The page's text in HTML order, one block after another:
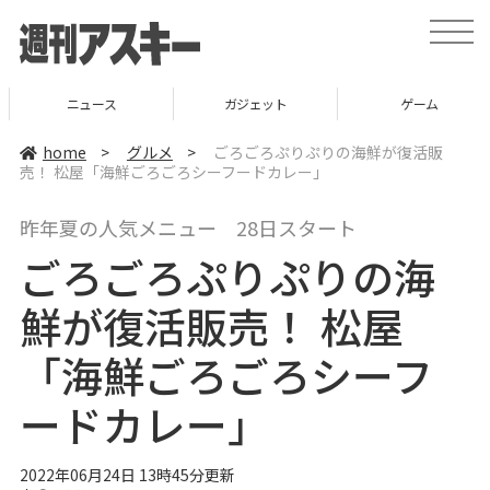
t
o
ニュース ガジェット ゲーム
home > グルメ >
ごろごろぷりぷりの海鮮が復活販
売！ 松屋「海鮮ごろごろシーフードカレー」
昨年夏の人気メニュー 28日スタート
ごろごろぷりぷりの海
鮮が復活販売！ 松屋
「海鮮ごろごろシーフ
ードカレー」
2022年06月24日 13時45分更新